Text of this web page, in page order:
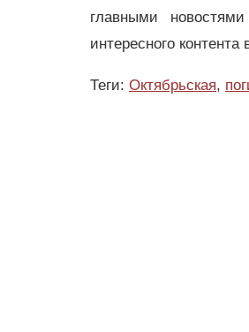
главными
интересного контента
Теги: Октябрьская,